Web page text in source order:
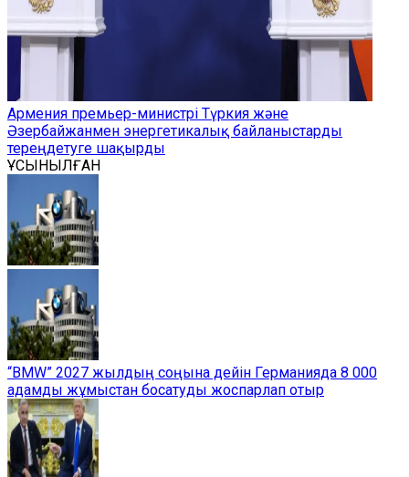
Армения премьер-министрі Түркия және
Әзербайжанмен энергетикалық байланыстарды
тереңдетуге шақырды
ҰСЫНЫЛҒАН
“BMW” 2027 жылдың соңына дейін Германияда 8 000
адамды жұмыстан босатуды жоспарлап отыр